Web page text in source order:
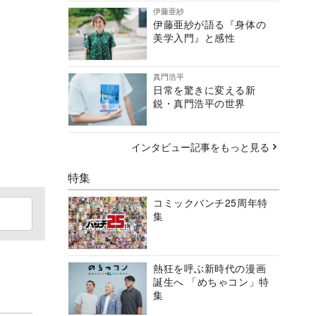
伊藤亜紗
伊藤亜紗が語る『身体の
美学入門』と感性
真門浩平
日常を驚きに変える新
鋭・真門浩平の世界
インタビュー記事をもっと見る
特集
コミックバンチ25周年特
集
熱狂を呼ぶ新時代の漫画
誕生へ 「めちゃコン」特
集